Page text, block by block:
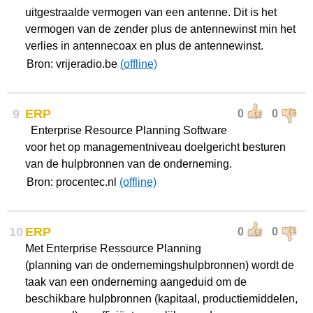
uitgestraalde vermogen van een antenne. Dit is het
vermogen van de zender plus de antennewinst min het
verlies in antennecoax en plus de antennewinst.
Bron: vrijeradio.be (offline)
9 0 0
ERP
Enterprise Resource Planning Software
voor het op managementniveau doelgericht besturen
van de hulpbronnen van de onderneming.
Bron: procentec.nl (offline)
10 0 0
ERP
Met Enterprise Ressource Planning
(planning van de ondernemingshulpbronnen) wordt de
taak van een onderneming aangeduid om de
beschikbare hulpbronnen (kapitaal, productiemiddelen,